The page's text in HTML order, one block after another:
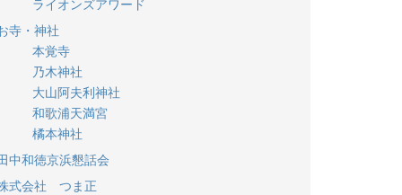
ライオンズアワード
寺・神社
本覚寺
乃木神社
大山阿夫利神社
和歌浦天満宮
橘本神社
中和徳京浜懇話会
式会社 つま正